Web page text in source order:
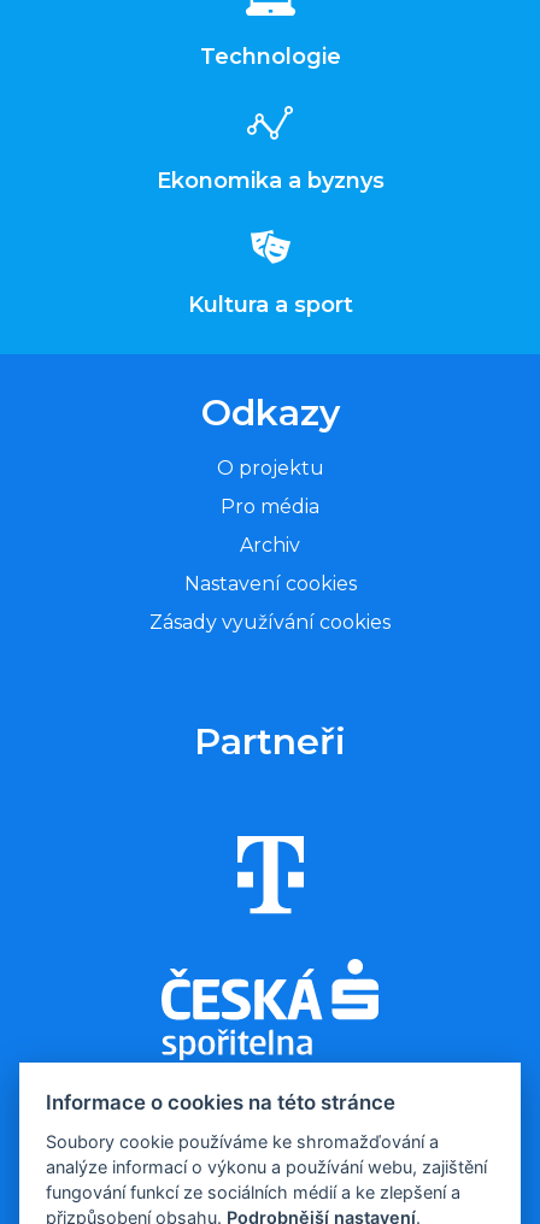
Technologie
Ekonomika a byznys
Kultura a sport
Odkazy
O projektu
Pro média
Archiv
Nastavení cookies
Zásady využívání cookies
Partneři
© 2026, Evropa v datech
Kontakt pro média:tomas.odstrcil@dfmg.cz
Informace o cookies na této stránce
Soubory cookie používáme ke shromažďování a
analýze informací o výkonu a používání webu, zajištění
fungování funkcí ze sociálních médií a ke zlepšení a
přizpůsobení obsahu. Podrobnější nastavení.